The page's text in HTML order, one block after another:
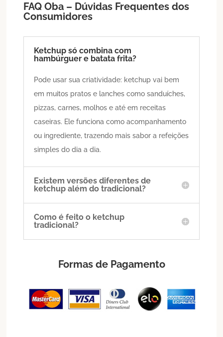
FAQ Oba – Dúvidas Frequentes dos
Consumidores
Ketchup só combina com
hambúrguer e batata frita?
Pode usar sua criatividade: ketchup vai bem
em muitos pratos e lanches como sanduíches,
pizzas, carnes, molhos e até em receitas
caseiras. Ele funciona como acompanhamento
ou ingrediente, trazendo mais sabor a refeições
simples do dia a dia.
Existem versões diferentes de
ketchup além do tradicional?
Como é feito o ketchup
tradicional?
Formas de Pagamento